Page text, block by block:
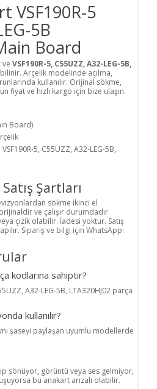
VSF190R-5
5B
Board
ve VSF190R-5, C55UZZ, A32-LEG-5B,
Arçelik modelinde açılma,
kullanılır. Orijinal sökme,
fiyat ve hızlı kargo için bize ulaşın.
Board)
VSF190R-5, C55UZZ, A32-LEG-5B,
Şartları
sökme ikinci el
ve çalışır durumdadır.
çizik olabilir. İadesi yoktur. Satış
Sipariş ve bilgi için WhatsApp:
kodlarına sahiptir?
A32-LEG-5B, LTA320HJ02 parça
kullanılır?
şaseyi paylaşan uyumlu modellerde
sönüyor, görüntü veya ses gelmiyor,
bu anakart arızalı olabilir.